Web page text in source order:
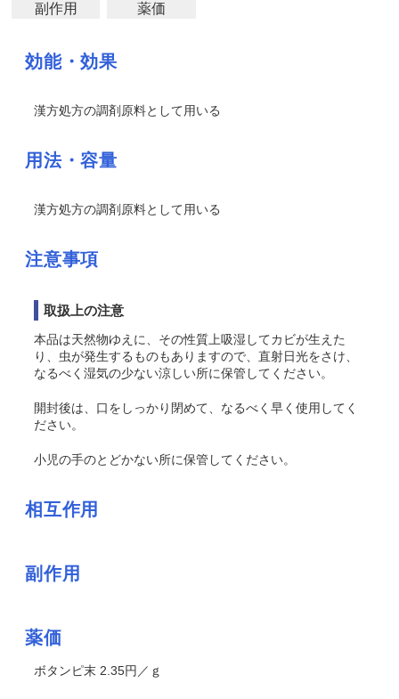
副作用
薬価
効能・効果
漢方処方の調剤原料として用いる
用法・容量
漢方処方の調剤原料として用いる
注意事項
取扱上の注意
本品は天然物ゆえに、その性質上吸湿してカビが生えた
り、虫が発生するものもありますので、直射日光をさけ、
なるべく湿気の少ない涼しい所に保管してください。
開封後は、口をしっかり閉めて、なるべく早く使用してく
ださい。
小児の手のとどかない所に保管してください。
相互作用
副作用
薬価
ボタンピ末 2.35円／ｇ